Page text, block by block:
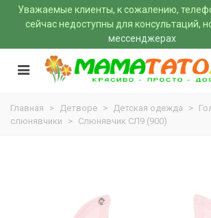
Уважаемые клиенты, к сожалению,
сейчас недоступны для консультаций,
мессенджерах
Главная > Детворе > Детская одежда >
слюнявчики
> Слюнявчик СЛ9 (900)